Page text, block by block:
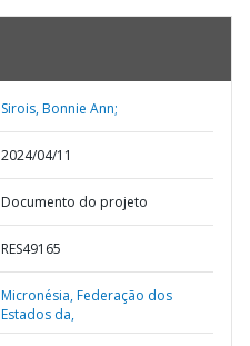
Sirois, Bonnie Ann;
2024/04/11
Documento do projeto
RES49165
Micronésia,Federação dos
Estados da,